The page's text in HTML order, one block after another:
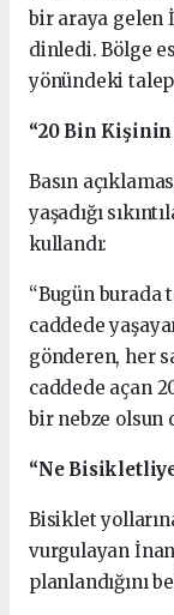
bir araya gelen
dinledi. Bölge
yönündeki
“20 Bin
Basın
yaşadığı
kullandı:
“Bugün burada
caddede
gönderen, her
caddede açan
bir nebze olsun
“Ne
Bisiklet
vurgulayan
planlandığını